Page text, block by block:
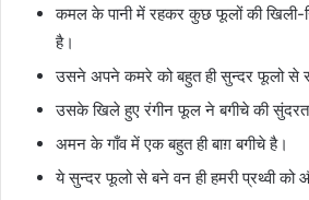
कमल के पानी में रहकर कुछ फूलों की खिली-
है।
उसने अपने कमरे को बहुत ही सुन्दर फूलो से
उसके खिले हुए रंगीन फूल ने बगीचे की सुंदरता
अमन के गाँव में एक बहुत ही बाग़ बगीचे है।
ये सुन्दर फूलो से बने वन ही हमरी प्रथ्वी को